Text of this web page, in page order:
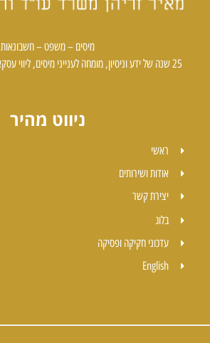
מיסים – משפט – חשבונאות
25 שנה של ידע וניסיון, מומחה לענייני מיסים, ליווי עסקאות ומתן פתרונות יצירתיים
ניווט מהיר
ראשי
אודות ושירותים
יצירת קשר
בלוג
עדכוני חקיקה ופסיקה
English